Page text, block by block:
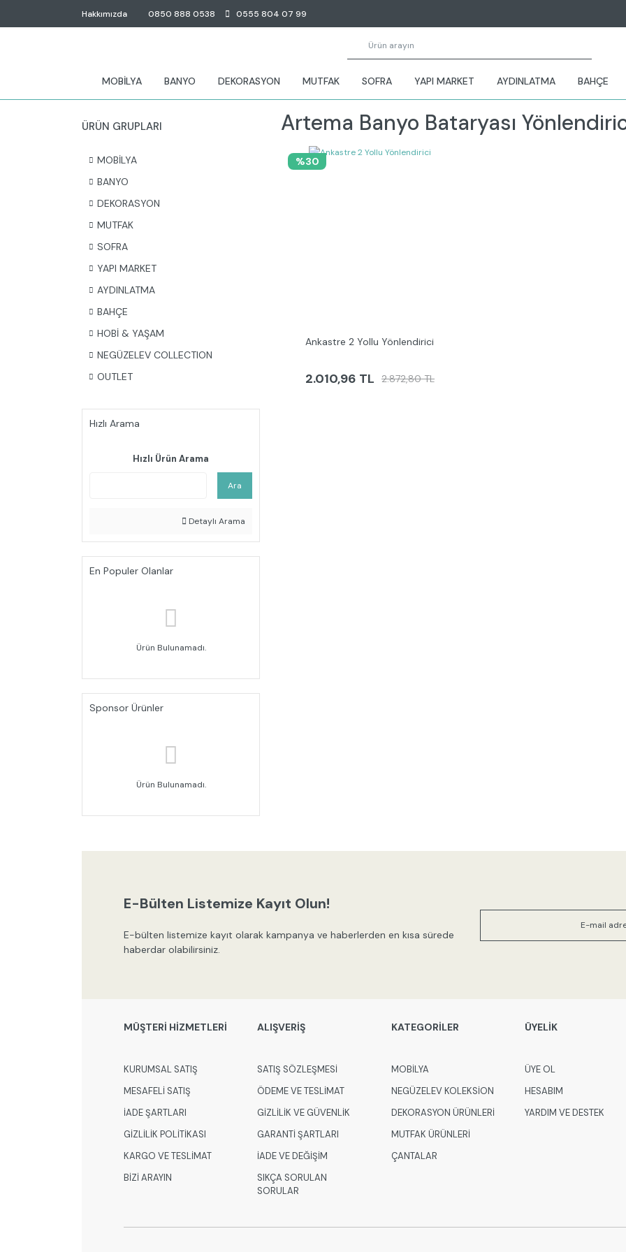
Hakkımızda 0850 888 0538 0555 804 07 99
MOBİLYA BANYO DEKORASYON MUTFAK SOFRA YAPI MARKET AYDINLATMA BAHÇE
ÜRÜN GRUPLARI
MOBİLYA
BANYO
DEKORASYON
MUTFAK
SOFRA
YAPI MARKET
AYDINLATMA
BAHÇE
HOBİ & YAŞAM
NEGÜZELEV COLLECTION
OUTLET
Hızlı Arama
Hızlı Ürün Arama
Ara
Detaylı Arama
En Populer Olanlar
Ürün Bulunamadı.
Sponsor Ürünler
Ürün Bulunamadı.
Artema Banyo Bataryası
%30
Ankastre 2 Yollu Yönlendirici
2.010,96 TL 2.872,80 TL
E-Bülten Listemize Kayıt Olun!
E-bülten listemize kayıt olarak kampanya ve haberlerden en kısa sürede
haberdar olabilirsiniz.
MÜŞTERİ HİZMETLERİ
KURUMSAL SATIŞ
MESAFELİ SATIŞ
İADE ŞARTLARI
GİZLİLİK POLİTİKASI
KARGO VE TESLİMAT
BİZİ ARAYIN
ALIŞVERİŞ
SATIŞ SÖZLEŞMESİ
ÖDEME VE TESLİMAT
GİZLİLİK VE GÜVENLİK
GARANTİ ŞARTLARI
İADE VE DEĞİŞİM
SIKÇA SORULAN
SORULAR
KATEGORİLER
MOBİLYA
NEGÜZELEV KOLEKSİON
DEKORASYON ÜRÜNLERİ
MUTFAK ÜRÜNLERİ
ÇANTALAR
ÜYELİK
ÜYE OL
HESABIM
YARDIM VE DESTEK